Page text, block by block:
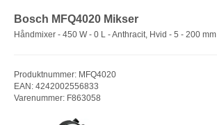
Bosch MFQ4020 Mikser
Håndmixer - 450 W - 0 L - Anthracit, Hvid - 5 - 200 mm
Produktnummer: MFQ4020
EAN: 4242002556833
Varenummer: F863058